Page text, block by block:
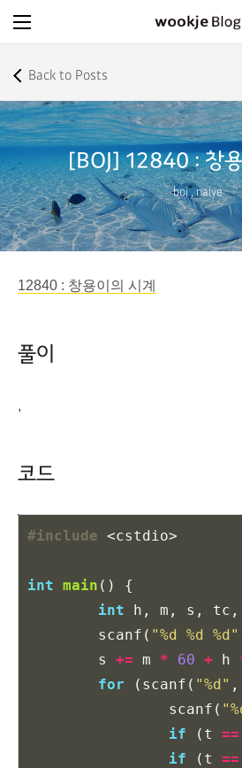
Back to Posts
[BOJ] 12840 : 창
boj,naive
12840 : 창용이의 시계
풀이
,
코드
#include <cstdio>
int main ()
{
int
h , m , s , tc ,
scanf ( "%d %d %d"
s
+= m * 60 + h
for
( scanf ( "%d" ,
scanf (
if
( t ==
if
( t ==